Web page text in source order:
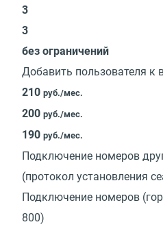
3
3
без ограничений
Добавить пользователя к
210 руб./мес.
200 руб./мес.
190 руб./мес.
Подключение номеров
(протокол установления
Подключение номеров
800)